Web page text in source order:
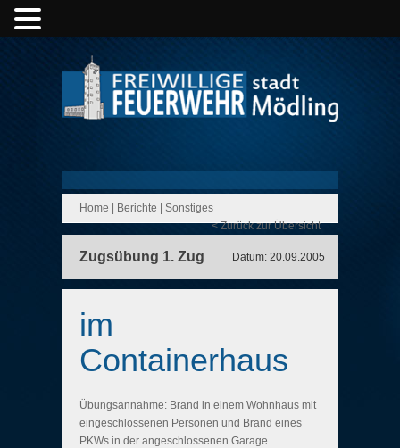
Home Berichte
Sonstiges
< Zurück zur Übersicht
Zugsübung 1. Zug Datum: 20.09.2005
im
Containerhaus
Übungsannahme: Brand in einem Wohnhaus mit
eingeschlossenen Personen und Brand eines
PKWs in der angeschlossenen Garage.